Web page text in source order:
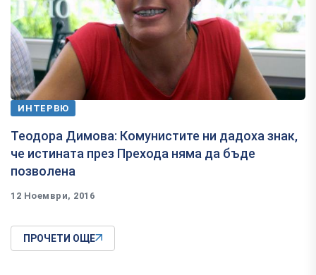
ИНТЕРВЮ
​Теодора Димова: Комунистите ни дадоха знак,
че истината през Прехода няма да бъде
позволена
12 Ноември, 2016
ПРОЧЕТИ ОЩЕ